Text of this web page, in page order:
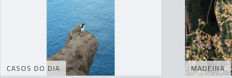
CASOS DO DIA MADEIRA